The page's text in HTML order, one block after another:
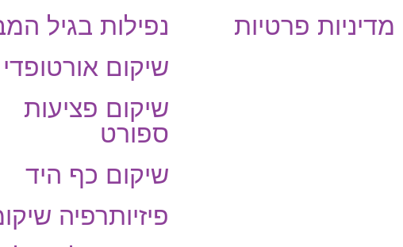
מדיניות פרטיות
נפילות בגיל
שיקום אורטופדי
שיקום פציעות
ספורט
שיקום כף היד
פיזיותרפיה